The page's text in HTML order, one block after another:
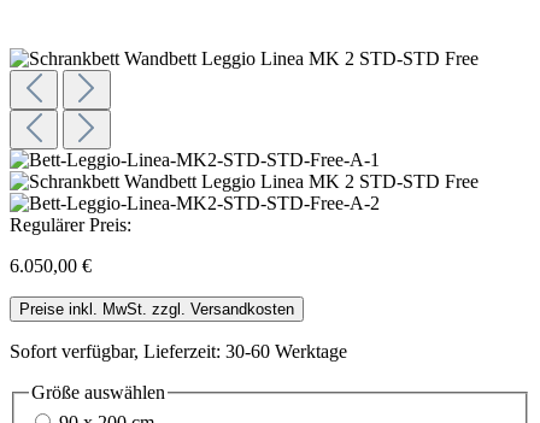
Regulärer Preis:
6.050,00 €
Preise inkl. MwSt. zzgl. Versandkosten
Sofort verfügbar, Lieferzeit: 30-60 Werktage
Größe auswählen